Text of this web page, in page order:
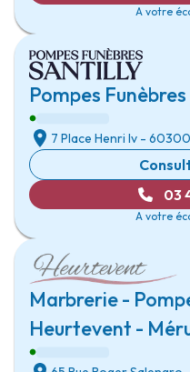
A votre
Pompes
7 Place Henri Iv - 60300
03
A votre
Marbrerie -
Heurtevent -